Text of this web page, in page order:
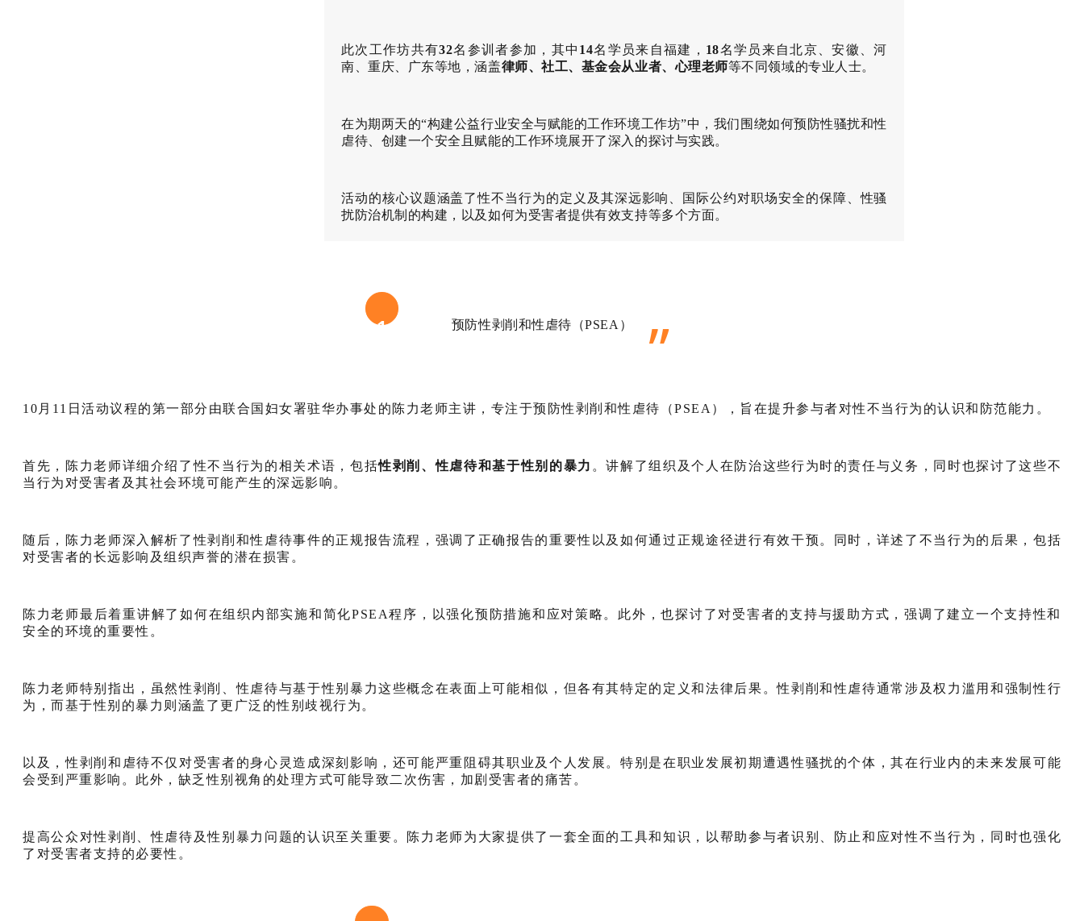
此次工作坊共有32名参训者参加，其中 14名学员来自福建， 18名学员来自北京、安徽、河
南、重庆、广东等地，涵盖律师、社工、基金会从业者、心理老师等不同领域的专业人士。
在为期两天的“构建公益行业安全与赋能的工作环境工作坊”中，我们围绕如何预防性骚扰和性
虐待、创建一个安全且赋能的工作环境展开了深入的探讨与实践。
活动的核心议题涵盖了性不当行为的定义及其深远影响、国际公约对职场安全的保障、性骚
扰防治机制的构建，以及如何为受害者提供有效支持等多个方面。
1 预防性剥削和性虐待（PSEA） ”
10月11日活动议程的第一部分由联合国妇女署驻华办事处的陈力老师主讲，专注于预防性剥削和性虐待（PSEA），旨在提升参与者对性不当行为的认识和防范能力。
首先，陈力老师详细介绍了性不当行为的相关术语，包括性剥削、性虐待和基于性别的暴力 。讲解了组织及个人在防治这些行为时的责任与义务，同时也探讨了这些不
当行为对受害者及其社会环境可能产生的深远影响。
随后，陈力老师深入解析了性剥削和性虐待事件的正规报告流程，强调了正确报告的重要性以及如何通过正规途径进行有效干预。同时，详述了不当行为的后果，包括
对受害者的长远影响及组织声誉的潜在损害。
陈力老师最后着重讲解了如何在组织内部实施和简化PSEA程序，以强化预防措施和应对策略。此外，也探讨了对受害者的支持与援助方式，强调了建立一个支持性和
安全的环境的重要性。
陈力老师特别指出，虽然性剥削、性虐待与基于性别暴力这些概念在表面上可能相似，但各有其特定的定义和法律后果。性剥削和性虐待通常涉及权力滥用和强制性行
为，而基于性别的暴力则涵盖了更广泛的性别歧视行为。
以及，性剥削和虐待不仅对受害者的身心灵造成深刻影响，还可能严重阻碍其职业及个人发展。特别是在职业发展初期遭遇性骚扰的个体，其在行业内的未来发展可能
会受到严重影响。此外，缺乏性别视角的处理方式可能导致二次伤害，加剧受害者的痛苦。
提高公众对性剥削、性虐待及性别暴力问题的认识至关重要。陈力老师为大家提供了一套全面的工具和知识，以帮助参与者识别、防止和应对性不当行为，同时也强化
了对受害者支持的必要性。